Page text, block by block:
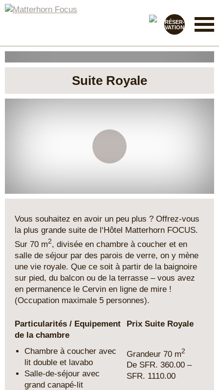
RÉSER-
VATION
Suite Royale
Vous souhaitez en avoir un peu plus ? Offrez-vous
la plus grande suite de l‘Hôtel Matterhorn FOCUS.
Sur 70 m2, divisée en chambre à coucher et en
salle de séjour par des parois de verre, on y mène
une vie royale. Que ce soit à partir de la baignoire
sur pied, du balcon ou de la terrasse – vous avez
en permanence le Cervin en ligne de mire !
(Occupation maximale 5 personnes).
Particularités / Equipement
de la chambre
Prix Suite Royale
Chambre à coucher avec
lit double et lavabo
Salle-de-séjour avec
grand canapé-lit
Grandeur 70 m2
De SFR. 360.00 –
SFR. 1110.00